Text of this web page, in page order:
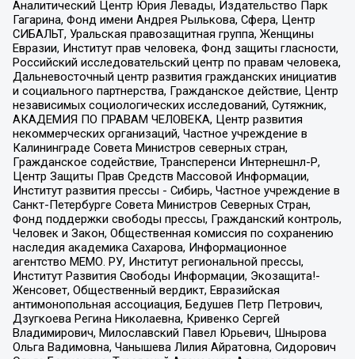
Аналитический Центр Юрия Левады, Издательство Парк
Гагарина, Фонд имени Андрея Рылькова, Сфера, Центр
СИБАЛЬТ, Уральская правозащитная группа, Женщины
Евразии, Институт прав человека, Фонд защиты гласности,
Российский исследовательский центр по правам человека,
Дальневосточный центр развития гражданских инициатив
и социального партнерства, Гражданское действие, Центр
независимых социологических исследований, Сутяжник,
АКАДЕМИЯ ПО ПРАВАМ ЧЕЛОВЕКА, Центр развития
некоммерческих организаций, Частное учреждение в
Калининграде Совета Министров северных стран,
Гражданское содействие, Трансперенси Интернешнл-Р,
Центр Защиты Прав Средств Массовой Информации,
Институт развития прессы - Сибирь, Частное учреждение в
Санкт-Петербурге Совета Министров Северных Стран,
Фонд поддержки свободы прессы, Гражданский контроль,
Человек и Закон, Общественная комиссия по сохранению
наследия академика Сахарова, Информационное
агентство МЕМО. РУ, Институт региональной прессы,
Институт Развития Свободы Информации, Экозащита!-
Женсовет, Общественный вердикт, Евразийская
антимонопольная ассоциация, Бедушев Петр Петрович,
Дзугкоева Регина Николаевна, Кривенко Сергей
Владимирович, Милославский Павел Юрьевич, Шнырова
Ольга Вадимовна, Чанышева Лилия Айратовна, Сидорович